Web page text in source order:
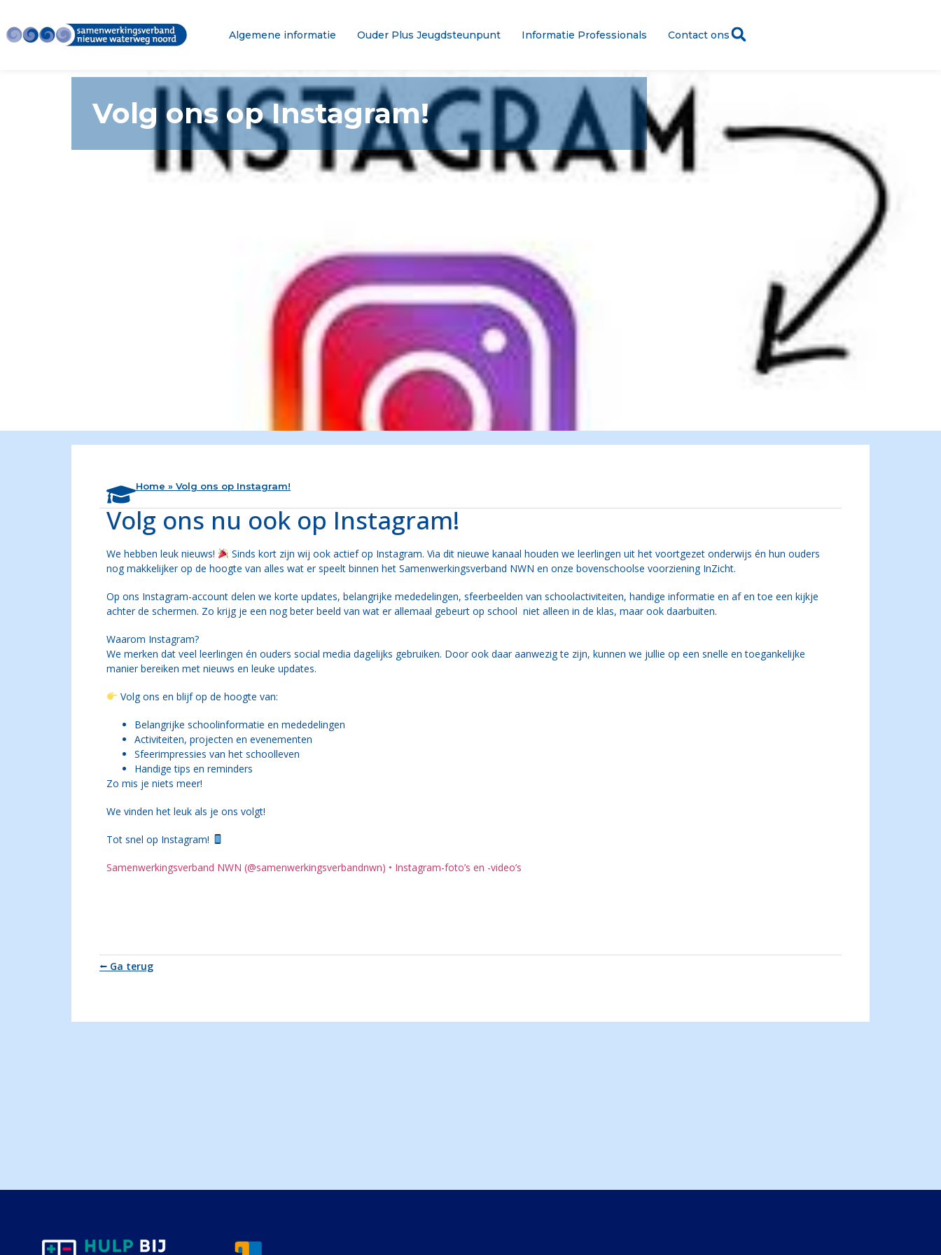
Algemene informatie Ouder Plus Jeugdsteunpunt Informatie Professionals Contact ons
Volg ons op Instagram!
Home » Volg ons op Instagram!
Volg ons nu ook op Instagram!
We hebben leuk nieuws!
Sinds kort zijn wij ook actief op Instagram. Via dit nieuwe kanaal houden we leerlingen uit het voortgezet onderwijs én hun ouders
nog makkelijker op de hoogte van alles wat er speelt binnen het Samenwerkingsverband NWN en onze bovenschoolse voorziening InZicht.
Op ons Instagram-account delen we korte updates, belangrijke mededelingen, sfeerbeelden van schoolactiviteiten, handige informatie en af en toe een kijkje
achter de schermen. Zo krijg je een nog beter beeld van wat er allemaal gebeurt op school niet alleen in de klas, maar ook daarbuiten.
Waarom Instagram?
We merken dat veel leerlingen én ouders social media dagelijks gebruiken. Door ook daar aanwezig te zijn, kunnen we jullie op een snelle en toegankelijke
manier bereiken met nieuws en leuke updates.
Volg ons en blijf op de hoogte van:
Belangrijke schoolinformatie en mededelingen
Activiteiten, projecten en evenementen
Sfeerimpressies van het schoolleven
Handige tips en reminders
Zo mis je niets meer!
We vinden het leuk als je ons volgt!
Tot snel op Instagram!
Samenwerkingsverband NWN (@samenwerkingsverbandnwn) • Instagram-foto’s en -video’s
⭠ Ga terug